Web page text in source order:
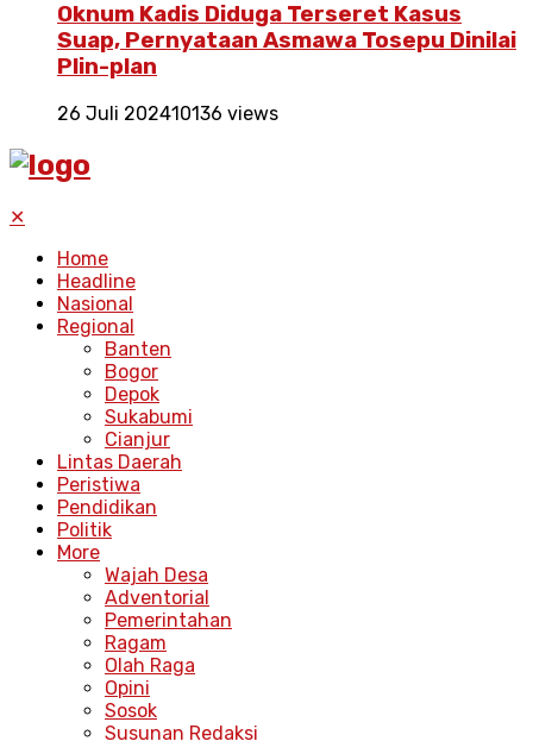
Oknum Kadis Diduga Terseret Kasus
Suap, Pernyataan Asmawa Tosepu Dinilai
Plin-plan
26 Juli 202410136 views
✕
Home
Headline
Nasional
Regional
Banten
Bogor
Depok
Sukabumi
Cianjur
Lintas Daerah
Peristiwa
Pendidikan
Politik
More
Wajah Desa
Adventorial
Pemerintahan
Ragam
Olah Raga
Opini
Sosok
Susunan Redaksi